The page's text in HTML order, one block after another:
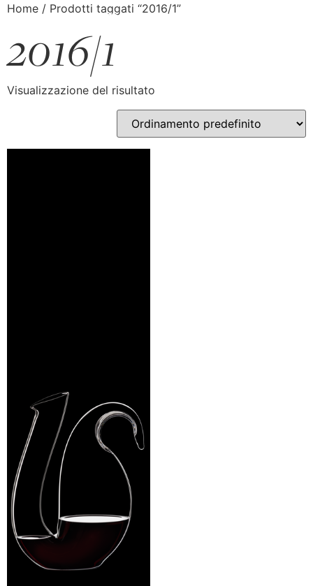
Home / Prodotti taggati “2016/1”
2016/1
Visualizzazione del risultato